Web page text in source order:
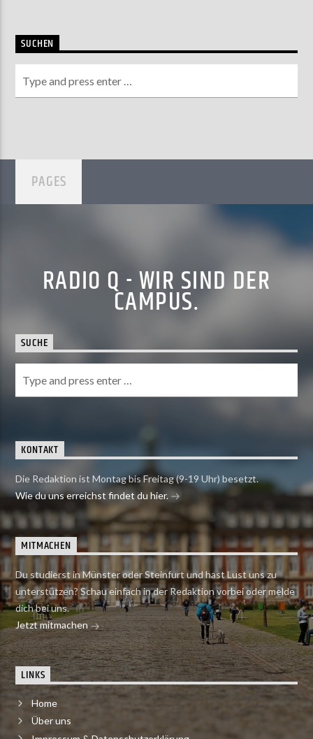
SUCHEN
PAGES
RADIO Q - WIR SIND DER
CAMPUS.
SUCHE
KONTAKT
Die Redaktion ist Montag bis Freitag (9-19 Uhr) besetzt.
Wie du uns erreichst findet du hier.
MITMACHEN
Du studierst in Münster oder Steinfurt und hast Lust uns zu
unterstützen? Schau einfach in der Redaktion vorbei oder melde
dich bei uns.
Jetzt mitmachen
LINKS
Home
Über uns